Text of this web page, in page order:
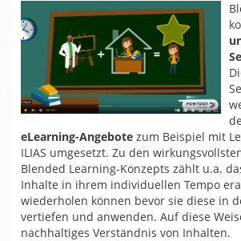
eLearning-Angebote zum Beispiel mit
ILIAS umgesetzt. Zu den
Blended Learning-Konzepts zählt u.a.
Inhalte in ihrem individuellen Tempo
wiederholen können bevor sie diese in
vertiefen und anwenden. Auf diese
nachhaltiges Verständnis von Inhalten.